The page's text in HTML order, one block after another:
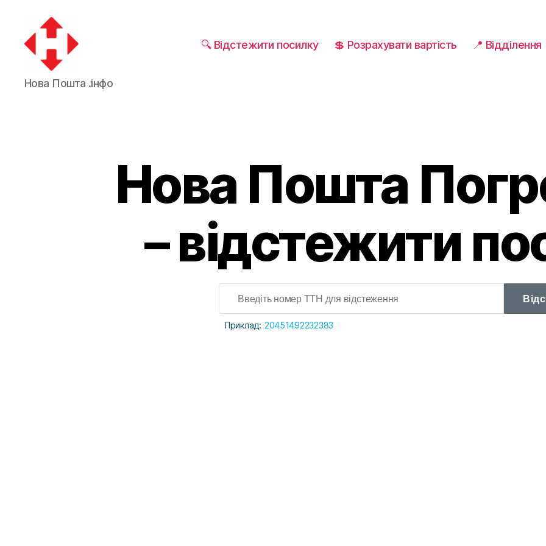
Нова Пошта .інфо
🔍 Відстежити посилку 💲 Розрахувати вартість 📍 Відділення
Нова Пошта
– відстежити
Приклад: 20451492232383